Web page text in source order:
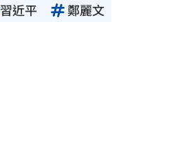
習近平 鄭麗文